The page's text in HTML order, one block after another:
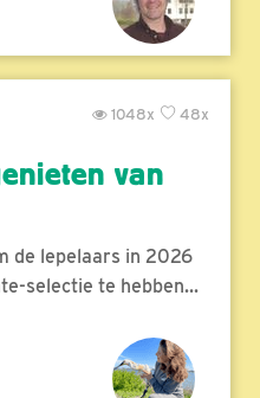
48x
1048x
van
de lepelaars in 2026
selectie te hebben...